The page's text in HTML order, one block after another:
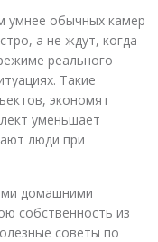
умнее обычных камер
а не ждут, когда
реального
Такие
экономят
уменьшает
люди при
домашними
собственность из
советы по